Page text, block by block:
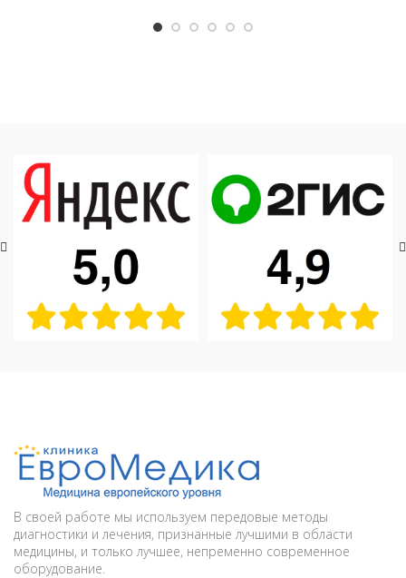
В своей работе мы используем передовые методы
диагностики и лечения, признанные лучшими в области
медицины, и только лучшее, непременно современное
оборудование.